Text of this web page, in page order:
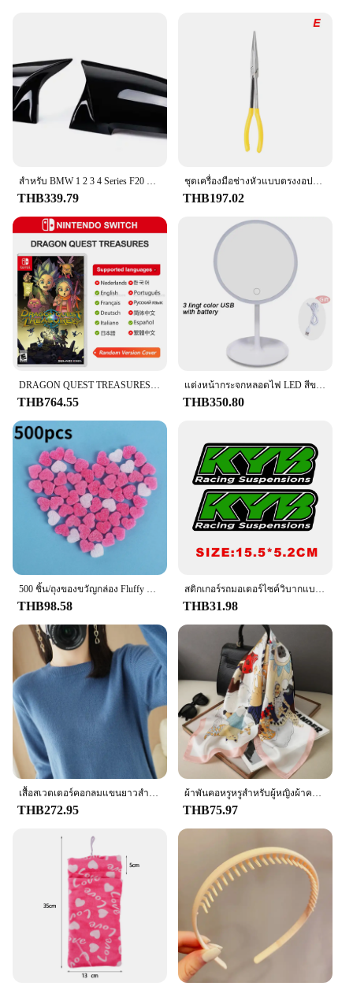
Typical Adaptive Scenario: Perfect for closets,
storage rooms, and more
Shape or Size or Weight or Quantity: Lightweight
and easy to hang
Features:
**Efficient Moisture Control**
The DampRid Hanging Bag is a versatile solution
Made from durable high-quality polypropylene, this
bag is designed to absorb excess moisture, ensuring
you're dealing with dampness in a closet, storage
room, or any other enclosed space, this hanging bag
is your reliable ally in the fight against moisture. Its
compact size and lightweight design make it easy to
hang and move around as needed.
**Convenient and Space-Saving Solution**
The DampRid Hanging Bag is not just about
efficiency; it's also about convenience. Its hanging
design allows for easy placement in hard-to-reach
areas, making it a perfect fit for spaces where
traditional moisture control methods may not
suffice. Its sleek and unobtrusive style ensures that
it blends seamlessly into your surroundings, adding
a touch of elegance to your storage solutions. With
its wholesale availability, this product is an
excellent choice for vendors and suppliers looking
to offer reliable moisture control solutions to their
customers.
**Versatile and Long-Lasting**
This DampRid Hanging Bag is not a one-time
solution; it's a long-term investment in the
preservation of your items. Its durable construction
means it can withstand repeated use, making it a
cost-effective choice for those looking to maintain a
consistent level of moisture control. Whether you're
looking to protect your wardrobe, electronics, or
any other items that are sensitive to humidity, this
bag is designed to provide consistent performance
and property retention. It's a smart choice for
anyone who values the longevity and integrity of
their belongings.
สําหรับ BMW 1 2 3 4 Series F20 F30 F31 F32 F36 2012 - UP 320i 328i 330d 335i M3 M4 ดูเปลี่ยนสไตล์คาร์บอนไฟเบอร์ฝาครอบกระจก
THB339.79
ชุดเครื่องมือช่างหัวแบบตรงงอปากแหลมพิเศษแบบ DIY คลิปประแจอุปกรณ์กำจัดด้วยมือชุดดูแลรถยนต์อุปกรณ์เสริมรถยนต์
THB197.02
DRAGON QUEST TREASURES ข้อเสนอเกม Nintendo Switch 100% Original การ์ดเกมทางกายภาพ RPG Action ประเภทสําหรับสวิทช์ OLED Lite
THB764.55
แต่งหน้ากระจกหลอดไฟ LED สีขาว Daylight กระจกเงาโต๊ะเครื่องแป้งที่ถอดออกได้/ฐานจัดเก็บข้อมูล3โหมดกระจก Light ของขวัญ USB สาย
THB350.80
THB98.58 THB31.98
THB272.95 THB75.97